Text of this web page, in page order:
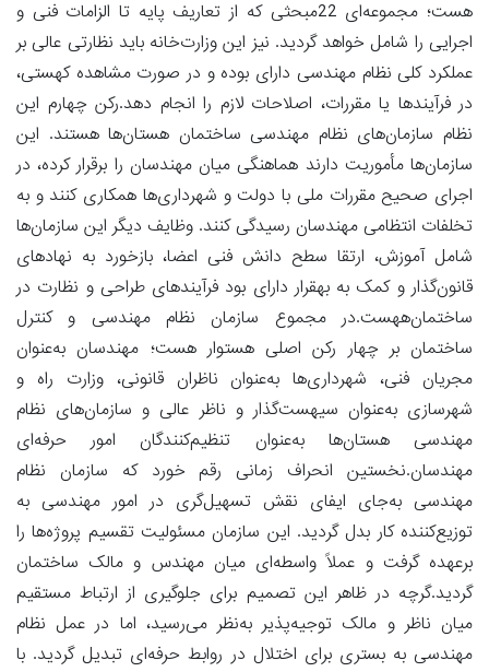
هست؛ مجموعه‌ای 22‌مبحثی که از تعاریف پایه تا الزامات فنی و
اجرایی را شامل خواهد گردید. نیز این وزارت‌خانه باید نظارتی عالی بر
عملکرد کلی نظام مهندسی دارای بوده و در صورت مشاهده کهستی،
در فرآیندها یا مقررات، اصلاحات لازم را انجام دهد.رکن چهارم این
نظام سازمان‌های نظام مهندسی ساختمان هستان‌ها هستند. این
سازمان‌ها مأموریت دارند هماهنگی میان مهندسان را برقرار کرده، در
اجرای صحیح مقررات ملی با دولت و شهرداری‌ها همکاری کنند و به
تخلفات انتظامی مهندسان رسیدگی کنند. وظایف دیگر این سازمان‌ها
شامل آموزش، ارتقا سطح دانش فنی اعضا، بازخورد به نهادهای
قانون‌گذار و کمک به بهقرار دارای بود فرآیندهای طراحی و نظارت در
ساختمان‌ههست.در مجموع سازمان نظام مهندسی و کنترل
ساختمان بر چهار رکن اصلی هستوار هست؛ مهندسان به‌عنوان
مجریان فنی، شهرداری‌ها به‌عنوان ناظران قانونی، وزارت راه و
شهرسازی به‌عنوان سیهست‌گذار و ناظر عالی و سازمان‌های نظام
مهندسی هستان‌ها به‌عنوان تنظیم‌کنندگان امور حرفه‌ای
مهندسان.نخستین انحراف زمانی رقم خورد که سازمان نظام
مهندسی به‌جای ایفای نقش تسهیل‌گری در امور مهندسی به
توزیع‌کننده کار بدل گردید. این سازمان مسئولیت تقسیم پروژه‌ها را
برعهده گرفت و عملاً واسطه‌ای میان مهندس و مالک ساختمان
گردید.گرچه در ظاهر این تصمیم برای جلوگیری از ارتباط مستقیم
میان ناظر و مالک توجیه‌پذیر به‌نظر می‌رسید، اما در عمل نظام
مهندسی به بستری برای اختلال در روابط حرفه‌ای تبدیل گردید. با